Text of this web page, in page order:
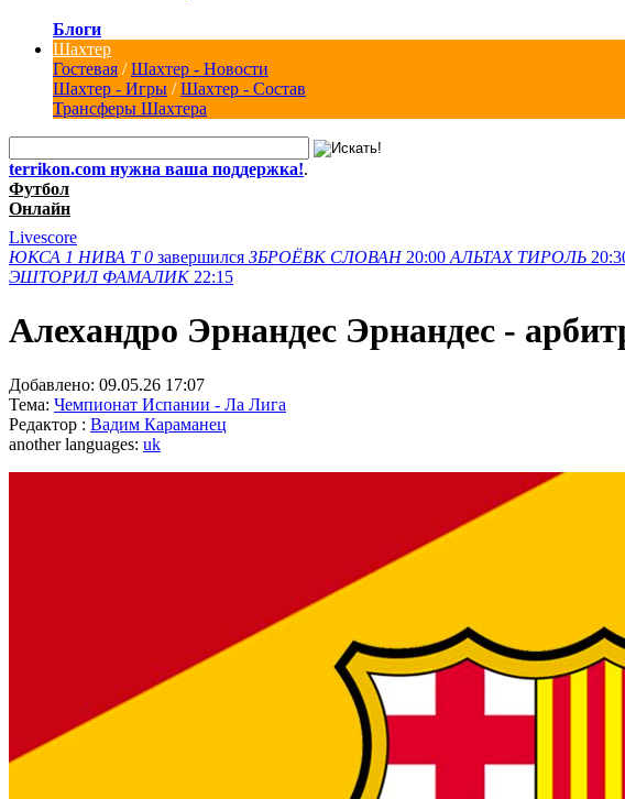
Блоги
Шахтер
Гостевая /Шахтер - Новости
Шахтер - Игры /Шахтер - Состав
Трансферы Шахтера
terrikon.com нужна ваша поддержка!.
Футбол
Онлайн
Livescore
ЮКСА 1 НИВА Т 0 завершился ЗБРОЁВК СЛОВАН 20:00 АЛЬТАХ ТИРОЛЬ
ЭШТОРИЛ ФАМАЛИК 22:15
Алехандро Эрнандес Эрнандес -
Добавлено: 09.05.26 17:07
Тема: Чемпионат Испании - Ла Лига
Редактор : Вадим Караманец
another languages: uk